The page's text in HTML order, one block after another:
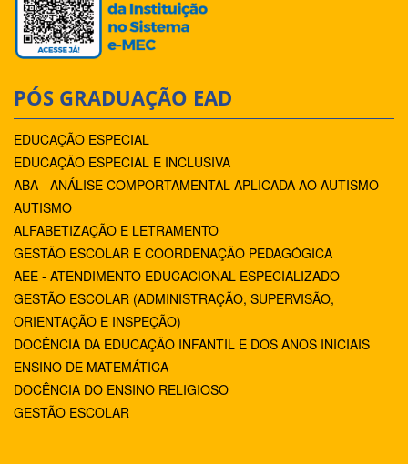
PÓS GRADUAÇÃO EAD
EDUCAÇÃO ESPECIAL
EDUCAÇÃO ESPECIAL E INCLUSIVA
ABA - ANÁLISE COMPORTAMENTAL APLICADA AO AUTISMO
AUTISMO
ALFABETIZAÇÃO E LETRAMENTO
GESTÃO ESCOLAR E COORDENAÇÃO PEDAGÓGICA
AEE - ATENDIMENTO EDUCACIONAL ESPECIALIZADO
GESTÃO ESCOLAR (ADMINISTRAÇÃO, SUPERVISÃO,
ORIENTAÇÃO E INSPEÇÃO)
DOCÊNCIA DA EDUCAÇÃO INFANTIL E DOS ANOS INICIAIS
ENSINO DE MATEMÁTICA
DOCÊNCIA DO ENSINO RELIGIOSO
GESTÃO ESCOLAR